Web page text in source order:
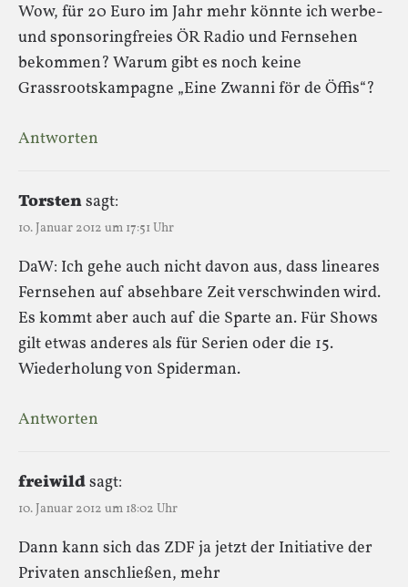
Wow, für 20 Euro im Jahr mehr könnte ich werbe-
und sponsoringfreies ÖR Radio und Fernsehen
bekommen? Warum gibt es noch keine
Grassrootskampagne „Eine Zwanni för de Öffis“?
Antworten
Torstensagt:
10. Januar 2012 um 17:51 Uhr
DaW: Ich gehe auch nicht davon aus, dass lineares
Fernsehen auf absehbare Zeit verschwinden wird.
Es kommt aber auch auf die Sparte an. Für Shows
gilt etwas anderes als für Serien oder die 15.
Wiederholung von Spiderman.
Antworten
freiwildsagt:
10. Januar 2012 um 18:02 Uhr
Dann kann sich das ZDF ja jetzt der Initiative der
Privaten anschließen, mehr